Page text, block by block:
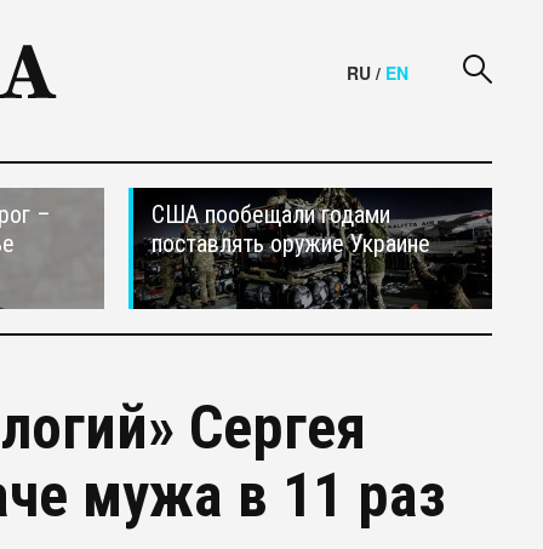
RU / EN
–
США пообещали годами
поставлять оружие Украине
Сергея
мужа в 11 раз